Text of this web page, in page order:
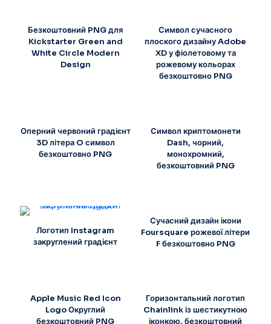
Безкоштовний PNG для
Kickstarter Green and
White Circle Modern
Design
Символ сучасного
плоского дизайну Adobe
XD у фіолетовому та
рожевому кольорах
безкоштовно PNG
Оперний червоний градієнт
3D літера O символ
безкоштовно PNG
Символ криптомонети
Dash, чорний,
монохромний,
безкоштовний PNG
Логотип Instagram
закруглений градієнт
Сучасний дизайн ікони
Foursquare рожевої літери
F безкоштовно PNG
Apple Music Red Icon
Logo Округлий
безкоштовний PNG
Горизонтальний логотип
Chainlink із шестикутною
іконкою, безкоштовний